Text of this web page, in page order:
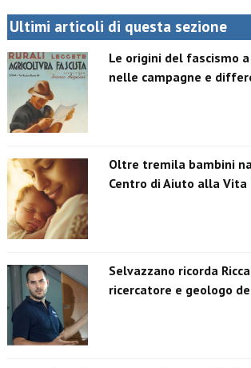
Ultimi articoli di questa sezione
Le origini del fascismo
nelle campagne e
Oltre tremila bambini
Centro di Aiuto alla Vita
Selvazzano ricorda
ricercatore e geologo